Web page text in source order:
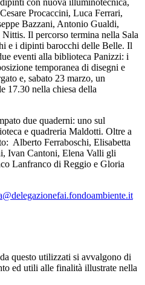
con nuova illuminotecnica,
Procaccini, Luca Ferrari,
Bazzani, Antonio Gualdi,
Il percorso termina nella Sala
e i dipinti barocchi delle Belle. Il
eventi alla biblioteca Panizzi: i
temporanea di disegni e
e, sabato 23 marzo, un
17.30 nella chiesa della
due quaderni: uno sul
e quadreria Maldotti. Oltre a
Alberto Ferraboschi, Elisabetta
Ivan Cantoni, Elena Valli gli
Lanfranco di Reggio e Gloria
questo utilizzati si avvalgono di
ed utili alle finalità illustrate nella